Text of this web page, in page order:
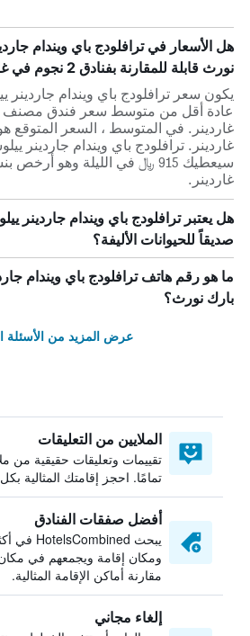
هل الأسعار في ترافلودج باي ويندام
نورث قابلة للمقارنة بفنادق 2 نجوم في غاردينر؟
يكون سعر ترافلودج باي ويندام جاردينر
غاردينر. ترافلودج باي ويندام جاردينر
غاردينر.
هل يعتبر ترافلودج باي ويندام جاردينر
صديقاً للحيوانات الأليفة؟
ما هو رقم هاتف ترافلودج باي ويندام
بارك نورث؟
عرض المزيد من الأسئلة
الملايين من التعليقات
تقييمات وتعليقات حقيقية من
تمامًا. احجز إقامتك المثالية
أفضل صفقات الفنادق
ومكان إقامة ويجمعهم في
مقارنة أماكن الإقامة المثالية.
إلغاء مجاني